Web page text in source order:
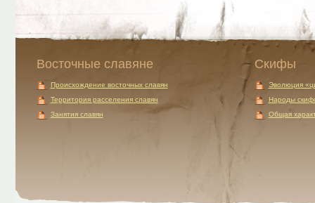
Восточные славяне
Происхождение восточных славян
Территория расселения славян
Занятия славян
Скифы
Эволюция
Народы
Общая